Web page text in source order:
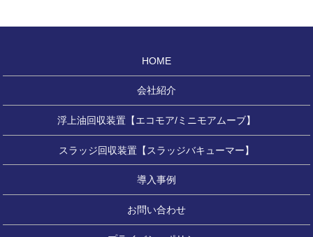
HOME
会社紹介
浮上油回収装置【エコモア/ミニモアムーブ】
スラッジ回収装置【スラッジバキューマー】
導入事例
お問い合わせ